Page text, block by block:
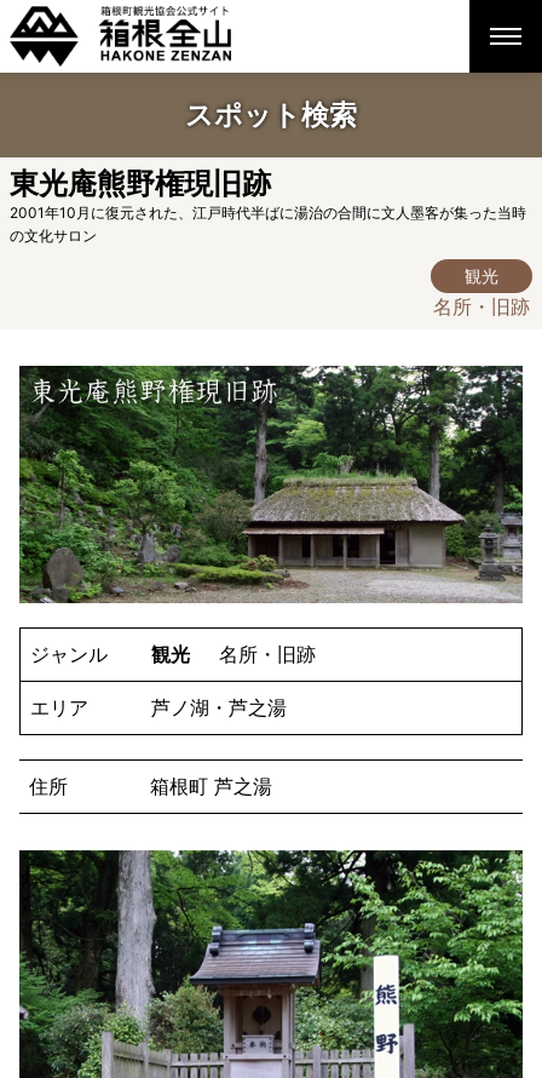
スポット検索
東光庵熊野権現旧跡
2001年10月に復元された、江戸時代半ばに湯治の合間に文人墨客が集った当時
の文化サロン
観光
名所・旧跡
ジャンル 観光 名所・旧跡
エリア 芦ノ湖・芦之湯
住所 箱根町 芦之湯